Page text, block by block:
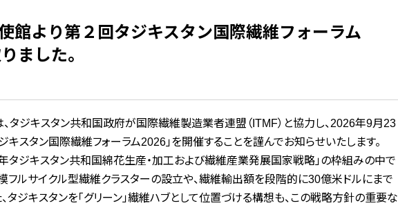
館より第２回タジキスタン国際繊維フォーラム
ました。
タジキスタン共和国政府が国際繊維製造業者連盟（ITMF）と協力し、2026年9月23
キスタン国際繊維フォーラム2026」を開催することを謹んでお知らせいたします。
タジキスタン共和国綿花生産・加工および繊維産業発展国家戦略」の枠組みの中で
フルサイクル型繊維クラスターの設立や、繊維輸出額を段階的に30億米ドルにまで
タジキスタンを「グリーン」繊維ハブとして位置づける構想も、この戦略方針の重要な